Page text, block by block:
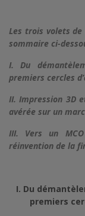
Les trois volets
sommaire ci-
I. Du
premiers cercles
II. Impression 3D
avérée sur un
III. Vers un
réinvention de la
I. Du
premiers